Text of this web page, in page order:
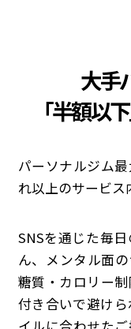
大手
「半額以
パーソナルジム
れ以上のサービス
SNSを通じた毎
ん、メンタル面
糖質・カロリー
付き合いで避け